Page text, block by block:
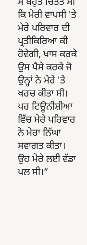
ਕਿ ਮੇਰੀ ਵਾਪਸੀ 'ਤੇ
ਮੇਰੇ ਪਰਿਵਾਰ ਦੀ
ਪ੍ਰਤੀਕਿਰਿਆ ਕੀ
ਹੋਵੇਗੀ, ਖਾਸ ਕਰਕੇ
ਉਸ ਪੈਸੇ ਕਰਕੇ ਜੋ
ਉਨ੍ਹਾਂ ਨੇ ਮੇਰੇ 'ਤੇ
ਖਰਚ ਕੀਤਾ ਸੀ।
ਪਰ ਟਿਊਨੀਸ਼ੀਆ
ਵਿੱਚ ਮੇਰੇ ਪਰਿਵਾਰ
ਨੇ ਮੇਰਾ ਨਿੱਘਾ
ਸਵਾਗਤ ਕੀਤਾ।
ਉਹ ਮੇਰੇ ਲਈ ਵੱਡਾ
ਪਲ ਸੀ।